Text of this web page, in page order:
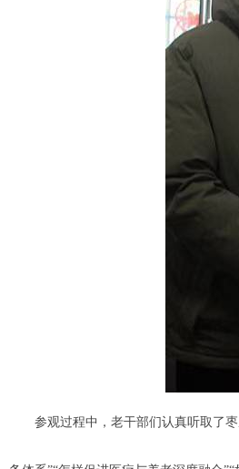
参观过程中，老干部们认真听取了枣